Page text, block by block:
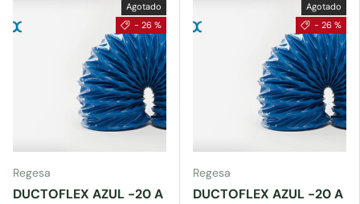
Agotado
- 26 %
Regesa
DUCTOFLEX AZUL -20 A
Agotado
- 26 %
Regesa
DUCTOFLEX AZUL -20 A